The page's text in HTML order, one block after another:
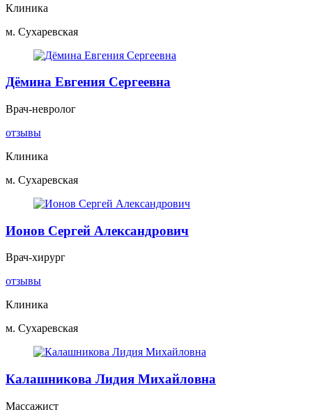
Клиника
м. Сухаревская
Дёмина Евгения Сергеевна
Врач-невролог
отзывы
Клиника
м. Сухаревская
Ионов Сергей Александрович
Врач-хирург
отзывы
Клиника
м. Сухаревская
Калашникова Лидия Михайловна
Массажист